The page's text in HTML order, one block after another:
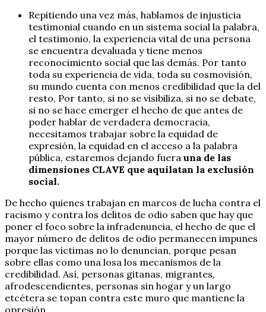
Repitiendo una vez más, hablamos de injusticia
testimonial cuando en un sistema social la palabra,
el testimonio, la experiencia vital de una persona
se encuentra devaluada y tiene menos
reconocimiento social que las demás. Por tanto
toda su experiencia de vida, toda su cosmovisión,
su mundo cuenta con menos credibilidad que la del
resto, Por tanto, si no se visibiliza, si no se debate,
si no se hace emerger el hecho de que antes de
poder hablar de verdadera democracia,
necesitamos trabajar sobre la equidad de
expresión, la equidad en el acceso a la palabra
pública, estaremos dejando fuera una de las
dimensiones CLAVE que aquilatan la exclusión
social.
De hecho quienes trabajan en marcos de lucha contra el
racismo y contra los delitos de odio saben que hay que
poner el foco sobre la infradenuncia, el hecho de que el
mayor número de delitos de odio permanecen impunes
porque las víctimas no lo denuncian, porque pesan
sobre ellas como una losa los mecanismos de la
credibilidad. Así, personas gitanas, migrantes,
afrodescendientes, personas sin hogar y un largo
etcétera se topan contra este muro que mantiene la
opresión.